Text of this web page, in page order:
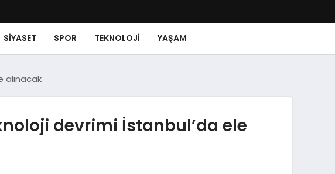
SIYASET SPOR TEKNOLOJI YAŞAM
alınacak
devrimi İstanbul’da ele